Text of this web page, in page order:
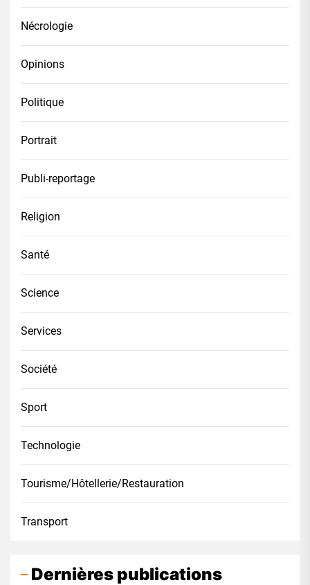
Nécrologie
Opinions
Politique
Portrait
Publi-reportage
Religion
Santé
Science
Services
Société
Sport
Technologie
Tourisme/Hôtellerie/Restauration
Transport
Dernières publications